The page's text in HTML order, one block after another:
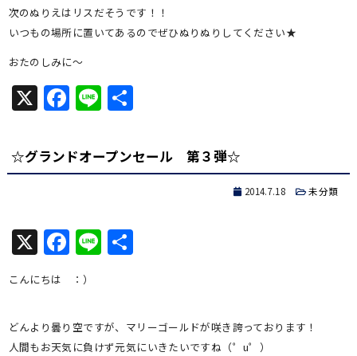
次のぬりえはリスだそうです！！
いつもの場所に置いてあるのでぜひぬりぬりしてください★
おたのしみに～
X Facebook
Line共
☆グランドオープンセール 第３弾☆
2014.7.18 未分類
X Facebook
Line共
こんにちは ：）
どんより曇り空ですが、マリーゴールドが咲き誇っております！
人間もお天気に負けず元気にいきたいですね（゜u゜）